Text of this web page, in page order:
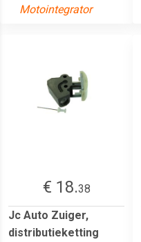
Motointegrator
€ 18.38
Jc Auto Zuiger,
distributieketting